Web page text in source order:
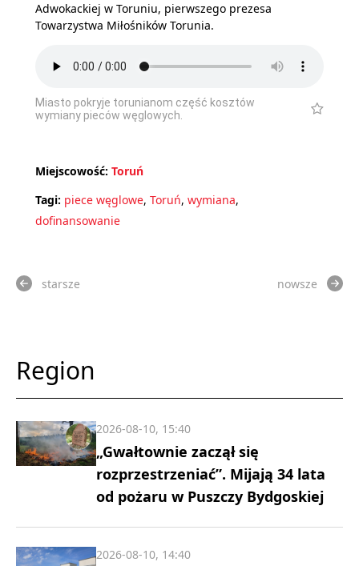
Adwokackiej w Toruniu, pierwszego prezesa
Towarzystwa Miłośników Torunia.
Miasto pokryje torunianom część kosztów
wymiany pieców węglowych.
Miejscowość: Toruń
Tagi: piece węglowe, Toruń, wymiana,
dofinansowanie
starsze nowsze
Region
„Gwałtownie zaczął się
rozprzestrzeniać”. Mijają 34 lata
od pożaru w Puszczy Bydgoskiej
2026-08-10, 15:40
2026-08-10, 14:40